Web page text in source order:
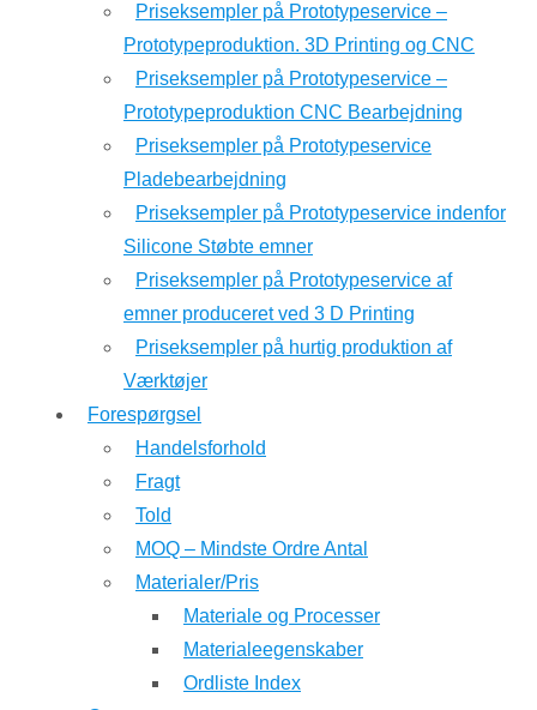
Priseksempler på Prototypeservice –
Prototypeproduktion. 3D Printing og CNC
Priseksempler på Prototypeservice –
Prototypeproduktion CNC Bearbejdning
Priseksempler på Prototypeservice
Pladebearbejdning
Priseksempler på Prototypeservice indenfor
Silicone Støbte emner
Priseksempler på Prototypeservice af
emner produceret ved 3 D Printing
Priseksempler på hurtig produktion af
Værktøjer
Forespørgsel
Handelsforhold
Fragt
Told
MOQ – Mindste Ordre Antal
Materialer/Pris
Materiale og Processer
Materialeegenskaber
Ordliste Index